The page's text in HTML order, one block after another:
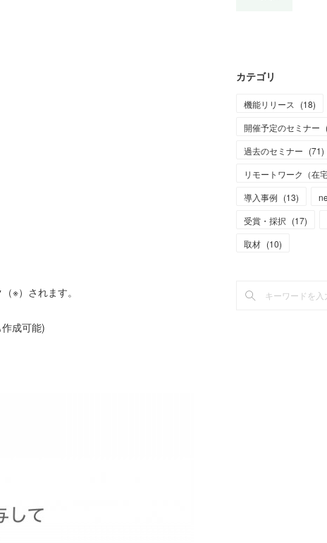
※）されます。
成可能)
カテゴリ
機能リリース (18)
開催予定のセミナー
過去のセミナー (71)
リモートワーク（在
導入事例 (13)
受賞・採択 (17)
取材 (10)